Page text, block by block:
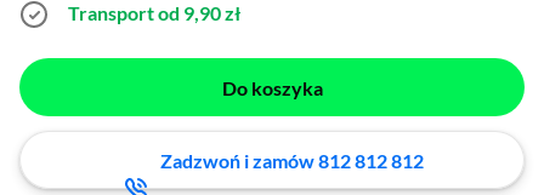
Transport od 9,90 zł
Do koszyka
Zadzwoń i zamów 812 812 812